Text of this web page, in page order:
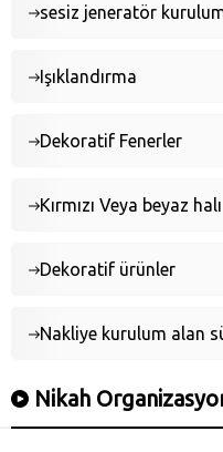
sesiz jeneratör
Işıklandırma
Dekoratif Fenerler
Kırmızı Veya beyaz halı
Dekoratif ürünler
Nakliye kurulum alan
Nikah